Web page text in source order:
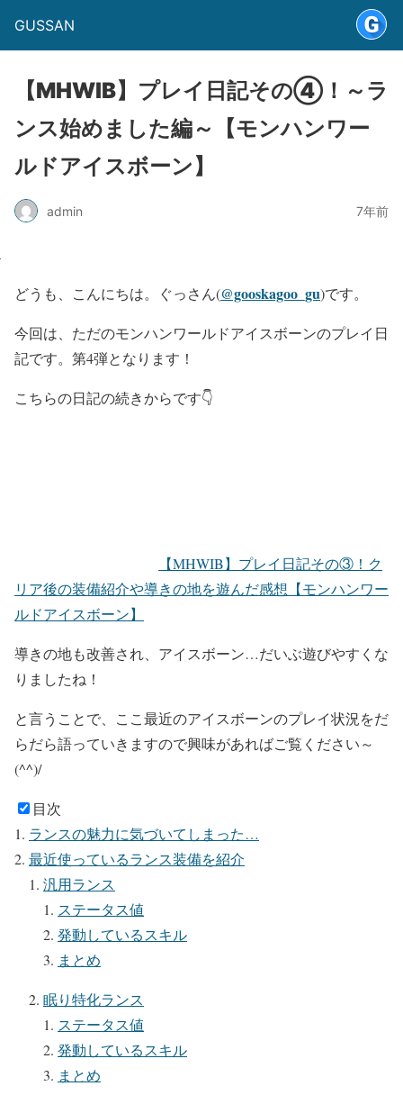
GUSSAN
【MHWIB】プレイ日記その④！～ラ
ンス始めました編～【モンハンワー
ルドアイスボーン】
admin 7年前
どうも、こんにちは。ぐっさん(@gooskagoo_gu)です。
今回は、ただのモンハンワールドアイスボーンのプレイ日
記です。第4弾となります！
こちらの日記の続きからです👇
【MHWIB】プレイ日記その③！ク
リア後の装備紹介や導きの地を遊んだ感想【モンハンワー
ルドアイスボーン】
導きの地も改善され、アイスボーン…だいぶ遊びやすくな
りましたね！
と言うことで、ここ最近のアイスボーンのプレイ状況をだ
らだら語っていきますので興味があればご覧ください～
(^^)/
目次
ランスの魅力に気づいてしまった…
最近使っているランス装備を紹介
汎用ランス
ステータス値
発動しているスキル
まとめ
眠り特化ランス
ステータス値
発動しているスキル
まとめ